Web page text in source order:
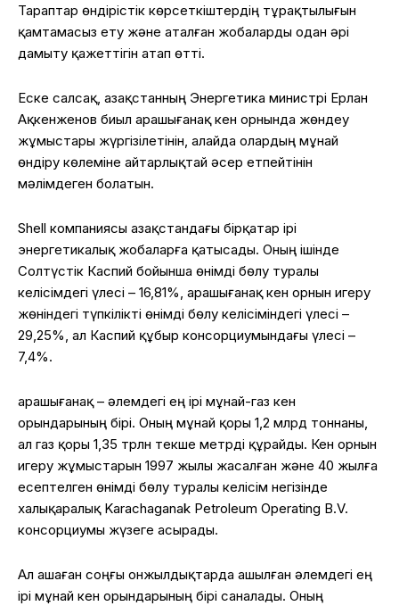
Тараптар өндірістік көрсеткіштердің тұрақтылығын
қамтамасыз ету және аталған жобаларды одан әрі
дамыту қажеттігін атап өтті.
Еске салсақ, Қазақстанның Энергетика министрі Ерлан
Ақкенженов биыл Қарашығанақ кен орнында жөндеу
жұмыстары жүргізілетінін, алайда олардың мұнай
өндіру көлеміне айтарлықтай әсер етпейтінін
мәлімдеген болатын.
Shell компаниясы Қазақстандағы бірқатар ірі
энергетикалық жобаларға қатысады. Оның ішінде
Солтүстік Каспий бойынша өнімді бөлу туралы
келісімдегі үлесі – 16,81%, Қарашығанақ кен орнын игеру
жөніндегі түпкілікті өнімді бөлу келісіміндегі үлесі –
29,25%, ал Каспий құбыр консорциумындағы үлесі –
7,4%.
Қарашығанақ – әлемдегі ең ірі мұнай-газ кен
орындарының бірі. Оның мұнай қоры 1,2 млрд тоннаны,
ал газ қоры 1,35 трлн текше метрді құрайды. Кен орнын
игеру жұмыстарын 1997 жылы жасалған және 40 жылға
есептелген өнімді бөлу туралы келісім негізінде
халықаралық Karachaganak Petroleum Operating B.V.
консорциумы жүзеге асырады.
Ал Қашаған соңғы онжылдықтарда ашылған әлемдегі ең
ірі мұнай кен орындарының бірі саналады. Оның